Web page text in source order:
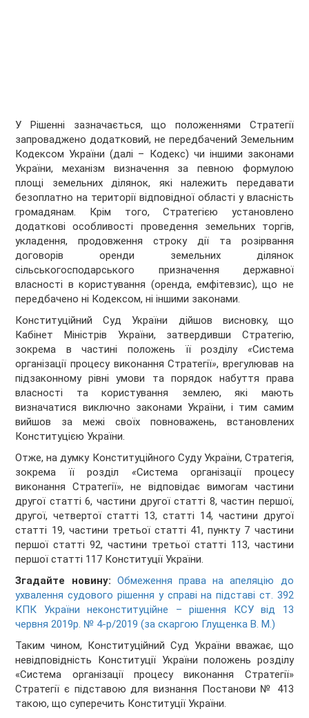
У Рішенні зазначається, що положеннями Стратегії
запроваджено додатковий, не передбачений Земельним
Кодексом України (далі – Кодекс) чи іншими законами
України, механізм визначення за певною формулою
площі земельних ділянок, які належить передавати
безоплатно на території відповідної області у власність
громадянам. Крім того, Стратегією установлено
додаткові особливості проведення земельних торгів,
укладення, продовження строку дії та розірвання
договорів оренди земельних ділянок
сільськогосподарського призначення державної
власності в користування (оренда, емфітевзис), що не
передбачено ні Кодексом, ні іншими законами.
Конституційний Суд України дійшов висновку, що
Кабінет Міністрів України, затвердивши Стратегію,
зокрема в частині положень її розділу «Система
організації процесу виконання Стратегії», врегулював на
підзаконному рівні умови та порядок набуття права
власності та користування землею, які мають
визначатися виключно законами України, і тим самим
вийшов за межі своїх повноважень, встановлених
Конституцією України.
Отже, на думку Конституційного Суду України, Стратегія,
зокрема її розділ «Система організації процесу
виконання Стратегії», не відповідає вимогам частини
другої статті 6, частини другої статті 8, частин першої,
другої, четвертої статті 13, статті 14, частини другої
статті 19, частини третьої статті 41, пункту 7 частини
першої статті 92, частини третьої статті 113, частини
першої статті 117 Конституції України.
Згадайте новину: Обмеження права на апеляцію до
ухвалення судового рішення у справі на підставі ст. 392
КПК України неконституційне – рішення КСУ від 13
червня 2019р. № 4-p/2019 (за скаргою Глущенка В. М.)
Таким чином, Конституційний Суд України вважає, що
невідповідність Конституції України положень розділу
«Система організації процесу виконання Стратегії»
Стратегії є підставою для визнання Постанови № 413
такою, що суперечить Конституції України.